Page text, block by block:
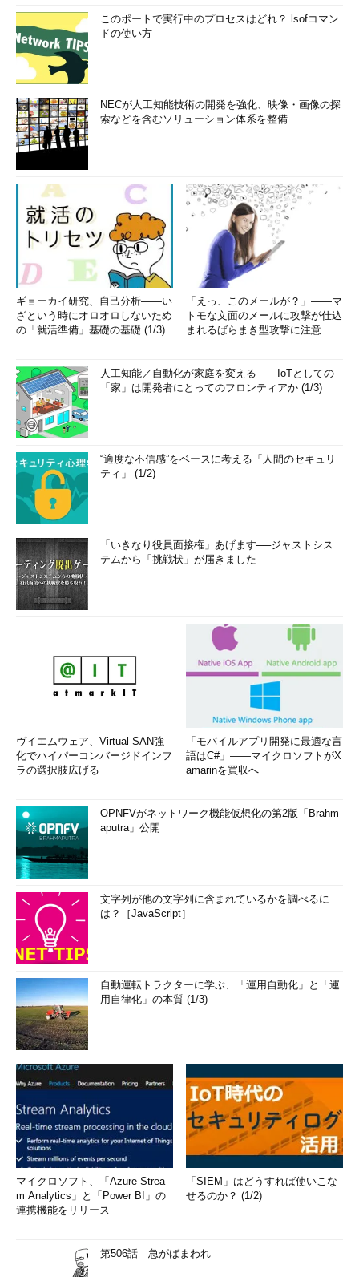
このポートで実行中のプロセスはどれ？ lsofコマン
ドの使い方
NECが人工知能技術の開発を強化、映像・画像の探
索などを含むソリューション体系を整備
ギョーカイ研究、自己分析――い
ざという時にオロオロしないため
の「就活準備」基礎の基礎 (1/3)
「えっ、このメールが？」――マ
トモな文面のメールに攻撃が仕込
まれるばらまき型攻撃に注意
人工知能／自動化が家庭を変える――IoTとしての
「家」は開発者にとってのフロンティアか (1/3)
“適度な不信感”をベースに考える「人間のセキュリ
ティ」 (1/2)
「いきなり役員面接権」あげます──ジャストシス
テムから「挑戦状」が届きました
ヴイエムウェア、Virtual SAN強
化でハイパーコンバージドインフ
ラの選択肢広げる
「モバイルアプリ開発に最適な言
語はC#」――マイクロソフトがX
amarinを買収へ
OPNFVがネットワーク機能仮想化の第2版「Brahm
aputra」公開
文字列が他の文字列に含まれているかを調べるに
は？［JavaScript］
自動運転トラクターに学ぶ、「運用自動化」と「運
用自律化」の本質 (1/3)
マイクロソフト、「Azure Strea
m Analytics」と「Power BI」の
連携機能をリリース
「SIEM」はどうすれば使いこな
せるのか？ (1/2)
第506話 急がばまわれ